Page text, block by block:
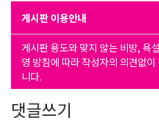
게시판 이용안내
게시판 용도와 맞지 않는 비방, 욕
영 방침에 따라 작성자의 의견없
니다.
댓글쓰기